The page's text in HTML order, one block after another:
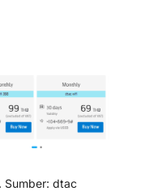
Sumber: dtac